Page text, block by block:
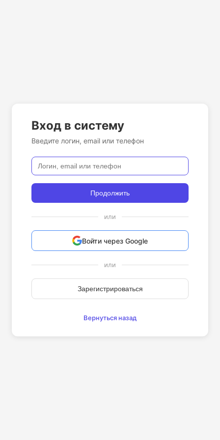
Вход в систему
Введите логин, email или телефон
Продолжить
или
Войти через Google
или
Зарегистрироваться
Вернуться назад